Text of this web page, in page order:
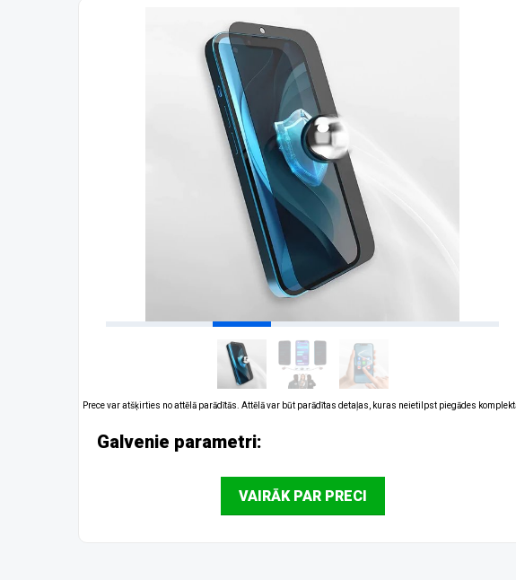
Prece var atšķirties no attēlā parādītās. Attēlā var būt parādītas detaļas, kuras neietilpst piegādes
Galvenie parametri:
VAIRĀK PAR PRECI